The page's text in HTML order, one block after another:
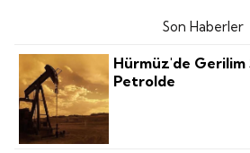
Son Haberler
Hürmüz'de
Petrolde